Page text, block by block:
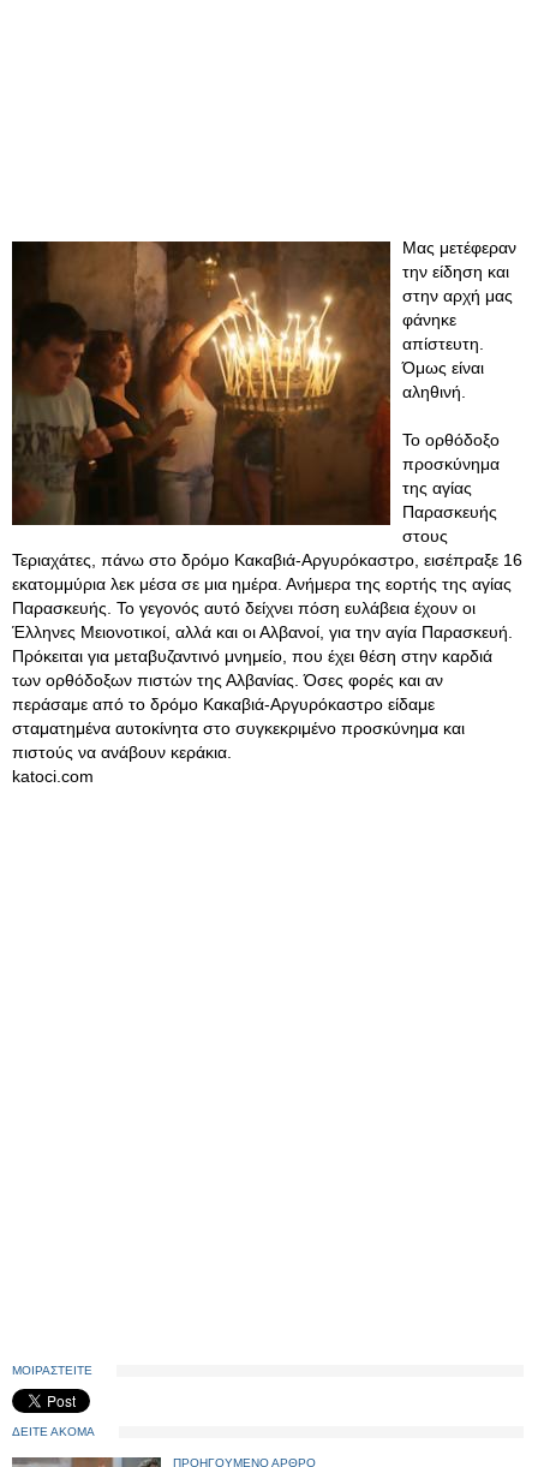
Μας μετέφεραν
την είδηση και
στην αρχή μας
φάνηκε
απίστευτη.
Όμως είναι
αληθινή.
Το ορθόδοξο
προσκύνημα
της αγίας
Παρασκευής
στους
Τεριαχάτες, πάνω στο δρόμο Κακαβιά-Αργυρόκαστρο, εισέπραξε 16
εκατομμύρια λεκ μέσα σε μια ημέρα. Ανήμερα της εορτής της αγίας
Παρασκευής. Το γεγονός αυτό δείχνει πόση ευλάβεια έχουν οι
Έλληνες Μειονοτικοί, αλλά και οι Αλβανοί, για την αγία Παρασκευή.
Πρόκειται για μεταβυζαντινό μνημείο, που έχει θέση στην καρδιά
των ορθόδοξων πιστών της Αλβανίας. Όσες φορές και αν
περάσαμε από το δρόμο Κακαβιά-Αργυρόκαστρο είδαμε
σταματημένα αυτοκίνητα στο συγκεκριμένο προσκύνημα και
πιστούς να ανάβουν κεράκια.
katoci.com
ΜΟΙΡΑΣΤΕΙΤΕ
ΔΕΙΤΕ ΑΚΟΜΑ
ΠΡΟΗΓΟΥΜΕΝΟ ΑΡΘΡΟ